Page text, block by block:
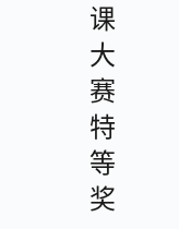
课
大
赛
特
等
奖